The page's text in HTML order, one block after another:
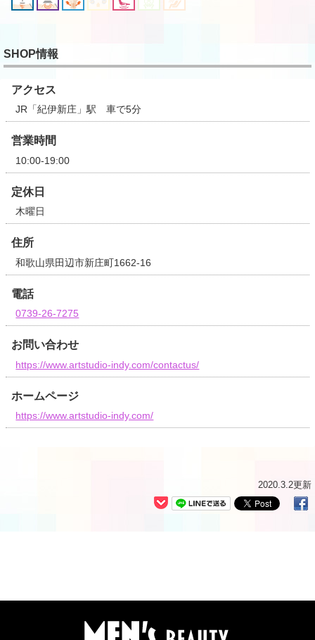
SHOP情報
アクセス
JR「紀伊新庄」駅 車で5分
営業時間
10:00-19:00
定休日
木曜日
住所
和歌山県田辺市新庄町1662-16
電話
0739-26-7275
お問い合わせ
https://www.artstudio-indy.com/contactus/
ホームページ
https://www.artstudio-indy.com/
2020.3.2更新